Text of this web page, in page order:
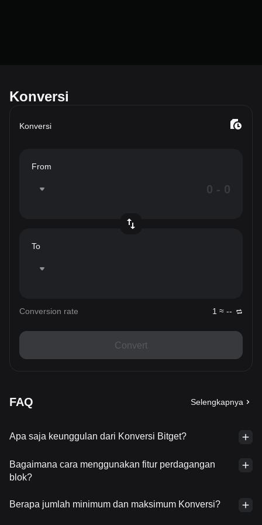
Konversi
Konversi
From
To
Conversion rate 1 ≈ --
Convert
FAQ Selengkapnya
Apa saja keunggulan dari Konversi Bitget?
Bagaimana cara menggunakan fitur perdagangan
blok?
Berapa jumlah minimum dan maksimum Konversi?